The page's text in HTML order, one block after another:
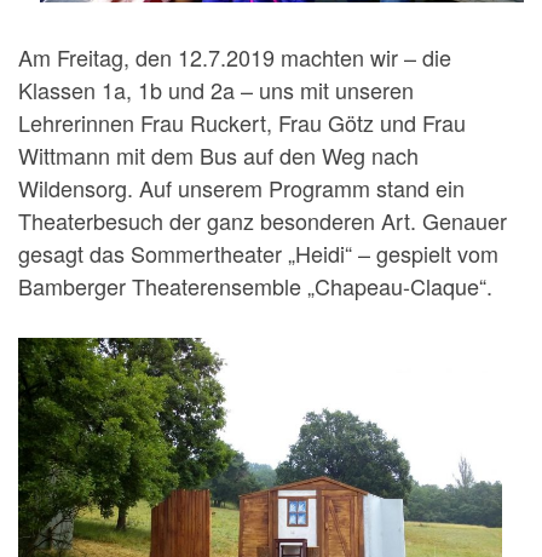
Am Freitag, den 12.7.2019 machten wir – die
Klassen 1a, 1b und 2a – uns mit unseren
Lehrerinnen Frau Ruckert, Frau Götz und Frau
Wittmann mit dem Bus auf den Weg nach
Wildensorg. Auf unserem Programm stand ein
Theaterbesuch der ganz besonderen Art. Genauer
gesagt das Sommertheater „Heidi“ – gespielt vom
Bamberger Theaterensemble „Chapeau-Claque“.